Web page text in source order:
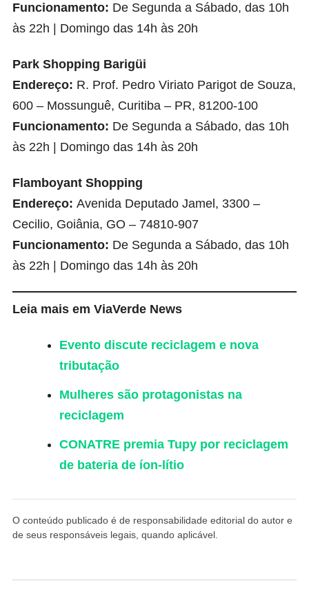
Funcionamento: De Segunda a Sábado, das 10h
às 22h | Domingo das 14h às 20h
Park Shopping Barigüi
Endereço: R. Prof. Pedro Viriato Parigot de Souza,
600 – Mossunguê, Curitiba – PR, 81200-100
Funcionamento: De Segunda a Sábado, das 10h
às 22h | Domingo das 14h às 20h
Flamboyant Shopping
Endereço: Avenida Deputado Jamel, 3300 –
Cecilio, Goiânia, GO – 74810-907
Funcionamento: De Segunda a Sábado, das 10h
às 22h | Domingo das 14h às 20h
Leia mais em ViaVerde News
Evento discute reciclagem e nova
tributação
Mulheres são protagonistas na
reciclagem
CONATRE premia Tupy por reciclagem
de bateria de íon-lítio
O conteúdo publicado é de responsabilidade editorial do autor e
de seus responsáveis legais, quando aplicável.